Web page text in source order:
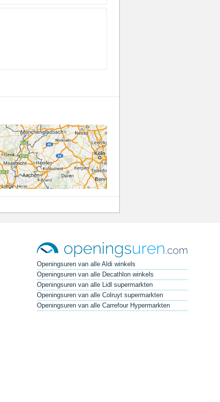
Openingsuren van alle Aldi winkels
Openingsuren van alle Decathlon winkels
Openingsuren van alle Lidl supermarkten
Openingsuren van alle Colruyt supermarkten
Openingsuren van alle Carrefour Hypermarkten